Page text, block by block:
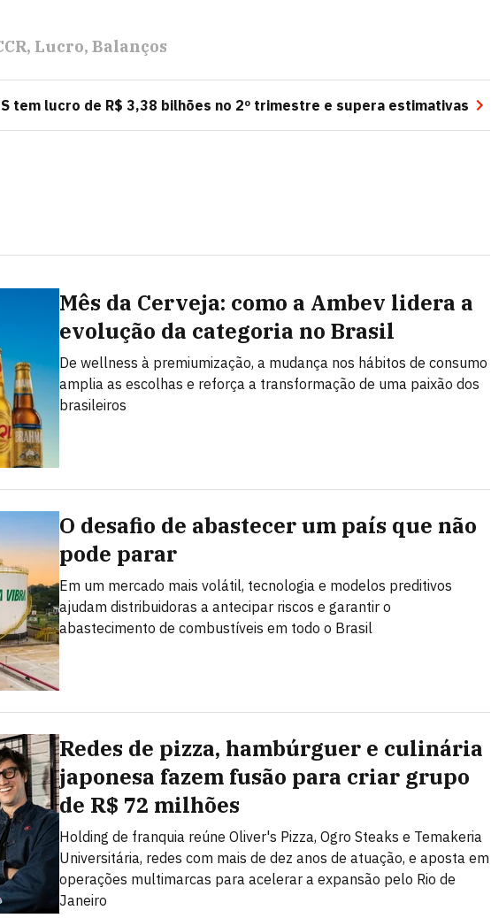
Lucro Balanços
tem lucro de R$ 3,38 bilhões no 2º trimestre e supera estimativas
Mês da Cerveja: como a Ambev lidera a
evolução da categoria no Brasil
De wellness à premiumização, a mudança nos hábitos de consumo
amplia as escolhas e reforça a transformação de uma paixão dos
brasileiros
O desafio de abastecer um país que não
pode parar
Em um mercado mais volátil, tecnologia e modelos preditivos
ajudam distribuidoras a antecipar riscos e garantir o
abastecimento de combustíveis em todo o Brasil
Redes de pizza, hambúrguer e culinária
japonesa fazem fusão para criar grupo
de R$ 72 milhões
Holding de franquia reúne Oliver's Pizza, Ogro Steaks e Temakeria
Universitária, redes com mais de dez anos de atuação, e aposta em
operações multimarcas para acelerar a expansão pelo Rio de
Janeiro